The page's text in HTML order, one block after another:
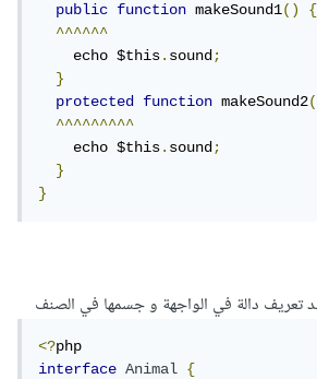
public
function makeSound1()
{
^^^^^^
    echo $this
.sound;
}
protected
function makeSound2
^^^^^^^^^
    echo $this
.sound;
}
}
تعريف دالة في الواجهة و جسمها في الصنف
<?
interface
Animal
{